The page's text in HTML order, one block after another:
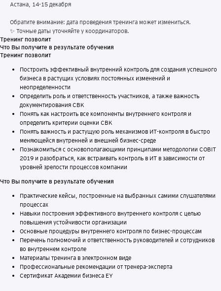
Астана, 14-15 декабря
Обратите внимание: дата проведения тренинга может измениться.
✨ Точные даты уточняйте у координаторов.
Тренинг позволит
Что Вы получите в результате обучения
Тренинг позволит
Построить эффективный внутренний контроль для создания успешного
бизнеса в растущих условиях постоянных изменений и
неопределенности
Определить роль и ответственность участников, а также важность
документирования СВК
Понять как настроить все компоненты внутреннего контроля и
определить критерии оценки СВК
Понять важность и растущую роль механизмов ИТ-контроля в быстро
меняющейся внутренней и внешней бизнес-среде
Познакомиться с основополагающими принципами методологии COBIT
2019 и разобраться, как встраивать контроль в ИТ в зависимости от
уровней зрелости процессов компании
Что Вы получите в результате обучения
Практические кейсы, построенные на выбранных самими слушателями
процессах
Навыки построения эффективного внутреннего контроля с целью
повышения устойчивости организации
Основные процедуры внутреннего контроля по бизнес-процессам
Перечень полномочий и ответственность руководителей и сотрудников
во внутреннем контроле
Материалы тренинга в электронном виде
Профессиональные рекомендации от тренера-эксперта
Сертификат Академии бизнеса EY